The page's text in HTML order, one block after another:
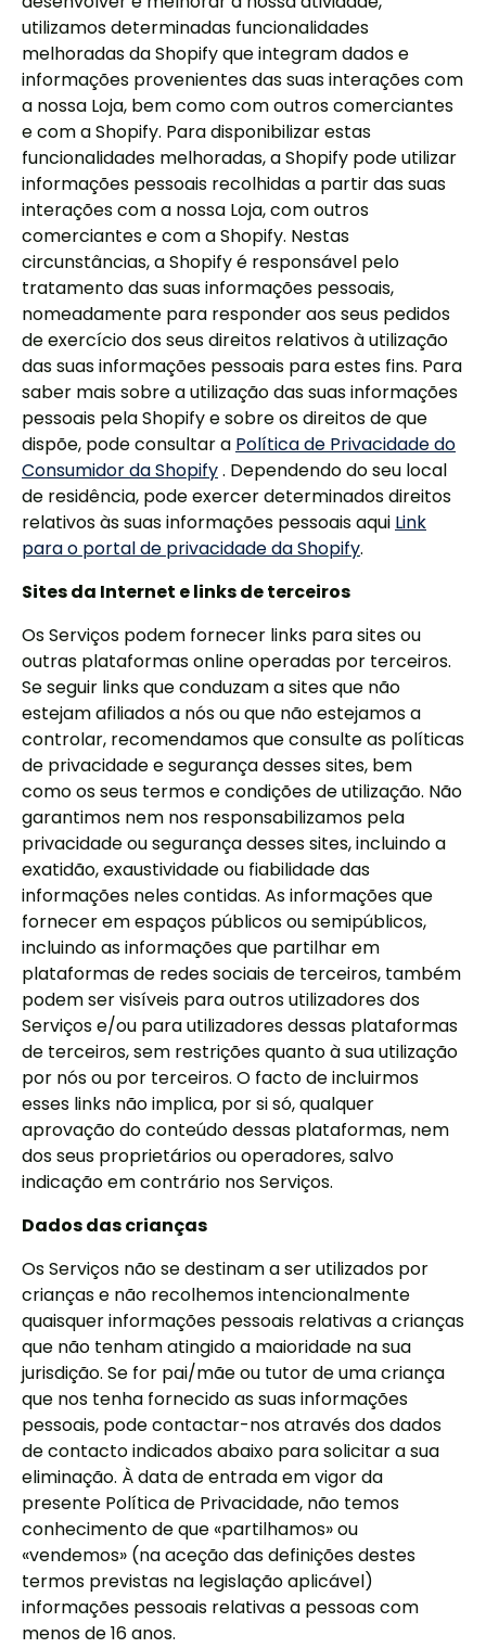
utilizamos determinadas funcionalidades
melhoradas da Shopify que integram dados e
informações provenientes das suas interações com
a nossa Loja, bem como com outros comerciantes
e com a Shopify. Para disponibilizar estas
funcionalidades melhoradas, a Shopify pode utilizar
informações pessoais recolhidas a partir das suas
interações com a nossa Loja, com outros
comerciantes e com a Shopify. Nestas
circunstâncias, a Shopify é responsável pelo
tratamento das suas informações pessoais,
nomeadamente para responder aos seus pedidos
de exercício dos seus direitos relativos à utilização
das suas informações pessoais para estes fins. Para
saber mais sobre a utilização das suas informações
pessoais pela Shopify e sobre os direitos de que
dispõe, pode consultar a Política de Privacidade do
Consumidor da Shopify. Dependendo do seu local
de residência, pode exercer determinados direitos
relativos às suas informações pessoais aqui Link
para o portal de privacidade da Shopify.
Sites da Internet e links de terceiros
Os Serviços podem fornecer links para sites ou
outras plataformas online operadas por terceiros.
Se seguir links que conduzam a sites que não
estejam afiliados a nós ou que não estejamos a
controlar, recomendamos que consulte as políticas
de privacidade e segurança desses sites, bem
como os seus termos e condições de utilização. Não
garantimos nem nos responsabilizamos pela
privacidade ou segurança desses sites, incluindo a
exatidão, exaustividade ou fiabilidade das
informações neles contidas. As informações que
fornecer em espaços públicos ou semipúblicos,
incluindo as informações que partilhar em
plataformas de redes sociais de terceiros, também
podem ser visíveis para outros utilizadores dos
Serviços e/ou para utilizadores dessas plataformas
de terceiros, sem restrições quanto à sua utilização
por nós ou por terceiros. O facto de incluirmos
esses links não implica, por si só, qualquer
aprovação do conteúdo dessas plataformas, nem
dos seus proprietários ou operadores, salvo
indicação em contrário nos Serviços.
Dados das crianças
Os Serviços não se destinam a ser utilizados por
crianças e não recolhemos intencionalmente
quaisquer informações pessoais relativas a crianças
que não tenham atingido a maioridade na sua
jurisdição. Se for pai/mãe ou tutor de uma criança
que nos tenha fornecido as suas informações
pessoais, pode contactar-nos através dos dados
de contacto indicados abaixo para solicitar a sua
eliminação. À data de entrada em vigor da
presente Política de Privacidade, não temos
conhecimento de que «partilhamos» ou
«vendemos» (na aceção das definições destes
termos previstas na legislação aplicável)
informações pessoais relativas a pessoas com
menos de 16 anos.